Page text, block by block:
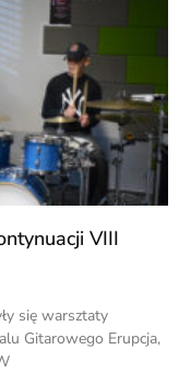
VIII
się warsztaty
Gitarowego Erupcja,